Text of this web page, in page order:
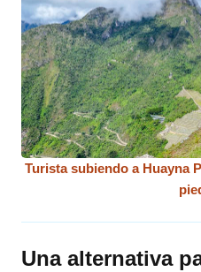
Turista subiendo a Huayna
Una alternativa